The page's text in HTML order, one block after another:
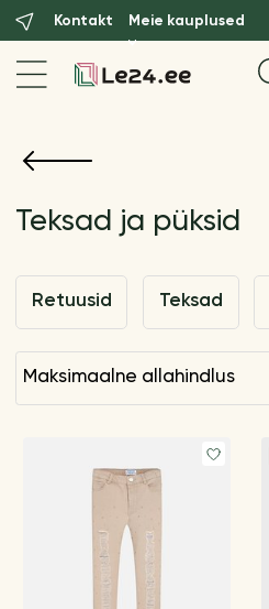
Kontakt Meie kauplused
Teksad ja püksid
Retuusid Teksad
maksimaalne allahindlus